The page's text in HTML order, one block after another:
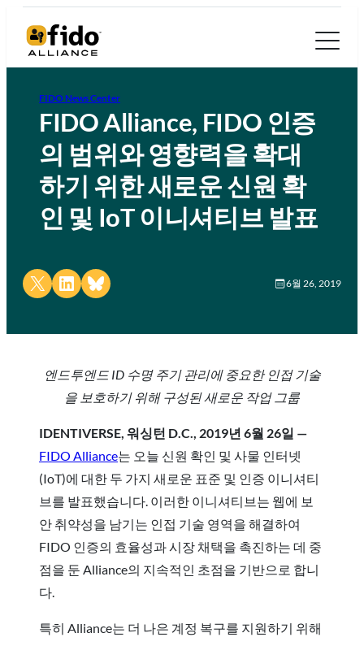
FIDO News Center
FIDO Alliance, FIDO 인증
의 범위와 영향력을 확대
하기 위한 새로운 신원 확
인 및 IoT 이니셔티브 발표
Share on X Share on LinkedIn
Share on Bluesky 6월 26, 2019
엔드투엔드 ID 수명 주기 관리에 중요한 인접 기술
을 보호하기 위해 구성된 새로운 작업 그룹
IDENTIVERSE, 워싱턴 D.C., 2019년 6월 26일 —
FIDO Alliance는 오늘 신원 확인 및 사물 인터넷
(IoT)에 대한 두 가지 새로운 표준 및 인증 이니셔티
브를 발표했습니다. 이러한 이니셔티브는 웹에 보
안 취약성을 남기는 인접 기술 영역을 해결하여
FIDO 인증의 효율성과 시장 채택을 촉진하는 데 중
점을 둔 Alliance의 지속적인 초점을 기반으로 합니
다.
특히 Alliance는 더 나은 계정 복구를 지원하기 위해